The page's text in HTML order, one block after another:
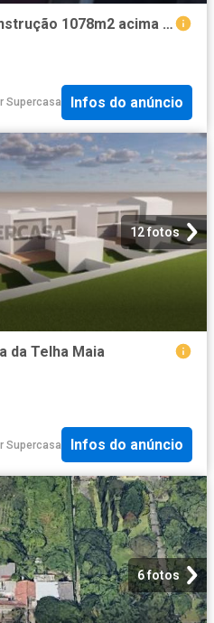
Terreno Urbano para construção 1078m2 acima do solo, no centro do Porto
Supercasa Infos do anúncio
12 fotos
da Telha Maia
Supercasa Infos do anúncio
6 fotos